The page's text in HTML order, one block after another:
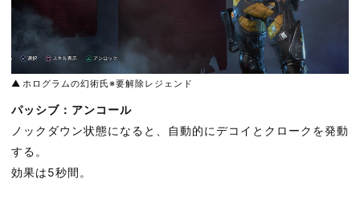
ホログラムの幻術氏※要解除レジェンド
パッシブ：アンコール
ノックダウン状態になると、自動的にデコイとクロークを発動
する。
効果は5秒間。